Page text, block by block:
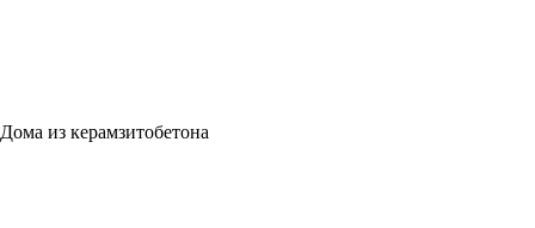
Дома из керамзитобетона